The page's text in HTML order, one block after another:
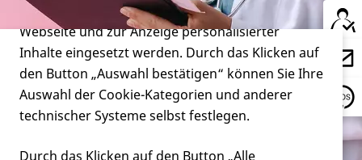
Leben mit Huntington
Forschung
Zwecken sowie zur besseren Bedienbarkeit der
Webseite und zur Anzeige personalisierter
Inhalte eingesetzt werden. Durch das Klicken auf
den Button „Auswahl bestätigen“ können Sie Ihre
Auswahl der Cookie-Kategorien und anderer
technischer Systeme selbst festlegen.
Durch das Klicken auf den Button „Alle